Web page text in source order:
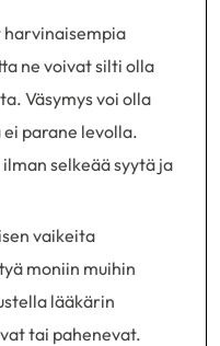
harvinaisempia
ne voivat silti olla
Väsymys voi olla
parane levolla.
selkeää syytä ja
vaikeita
moniin muihin
lääkärin
tai pahenevat.